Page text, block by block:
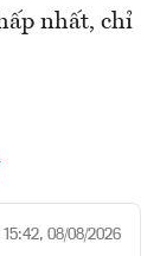
nhất, chỉ
15:42, 08/08/2026